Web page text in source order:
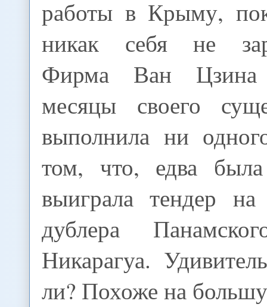
работы в Крыму,
никак себя не
Фирма Ван Цзина
месяцы своего
выполнила ни
том, что, едва
выиграла тендер на
дублера
Никарагуа.
ли? Похоже на